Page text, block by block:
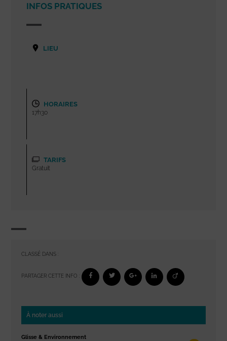
INFOS PRATIQUES
LIEU
HORAIRES
17h30
TARIFS
Gratuit
CLASSÉ DANS :
PARTAGER CETTE INFO :
À noter aussi
Glisse & Environnement